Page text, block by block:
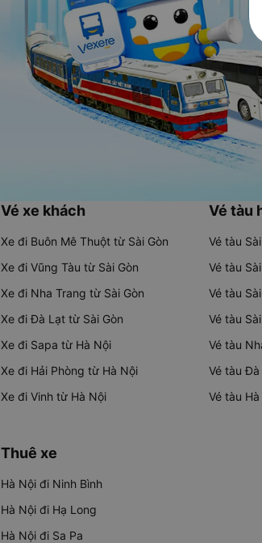
Vé xe khách
Xe đi Buôn Mê Thuột từ Sài Gòn
Xe đi Vũng Tàu từ Sài Gòn
Xe đi Nha Trang từ Sài Gòn
Xe đi Đà Lạt từ Sài Gòn
Xe đi Sapa từ Hà Nội
Xe đi Hải Phòng từ Hà Nội
Xe đi Vinh từ Hà Nội
Vé tàu
Vé tàu
Vé tàu
Vé tàu
Vé tàu
Vé tàu
Vé tàu
Vé tàu
Thuê xe
Hà Nội đi Ninh Bình
Hà Nội đi Hạ Long
Hà Nội đi Sa Pa